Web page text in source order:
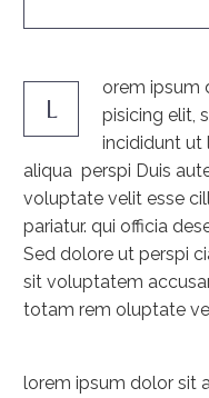
L
orem ipsum
pisicing elit,
incididunt ut
aliqua perspi Duis
voluptate velit esse
pariatur. qui officia
Sed dolore ut perspi
sit voluptatem
totam rem oluptate
lorem ipsum dolor sit